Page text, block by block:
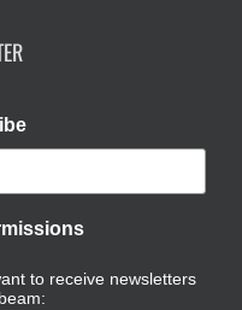
to receive newsletters